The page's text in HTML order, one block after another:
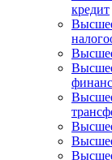
кредит